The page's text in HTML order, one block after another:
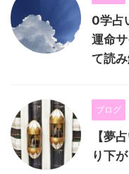
0学占
運命
て読
ブログ
【夢
り下